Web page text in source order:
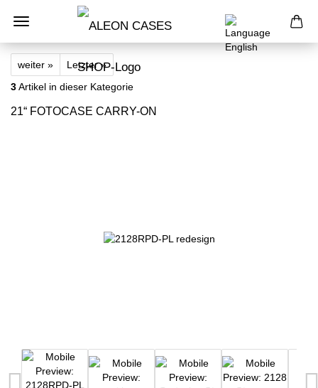
weiter »
Letzter »
3Artikel in dieser Kategorie
21“ FOTOCASE CARRY-ON